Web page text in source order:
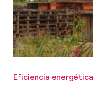
Eficiencia energética